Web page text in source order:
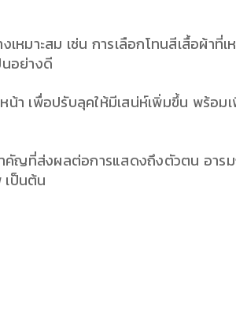
หมาะสม เช่น การเลือกโทนสีเสื้อผ้าที่เ
นอย่างดี
น้า เพื่อปรับลุคให้มีเสน่ห์เพิ่มขึ้น พร้อม
ำคัญที่ส่งผลต่อการแสดงถึงตัวตน อาร
เป็นต้น